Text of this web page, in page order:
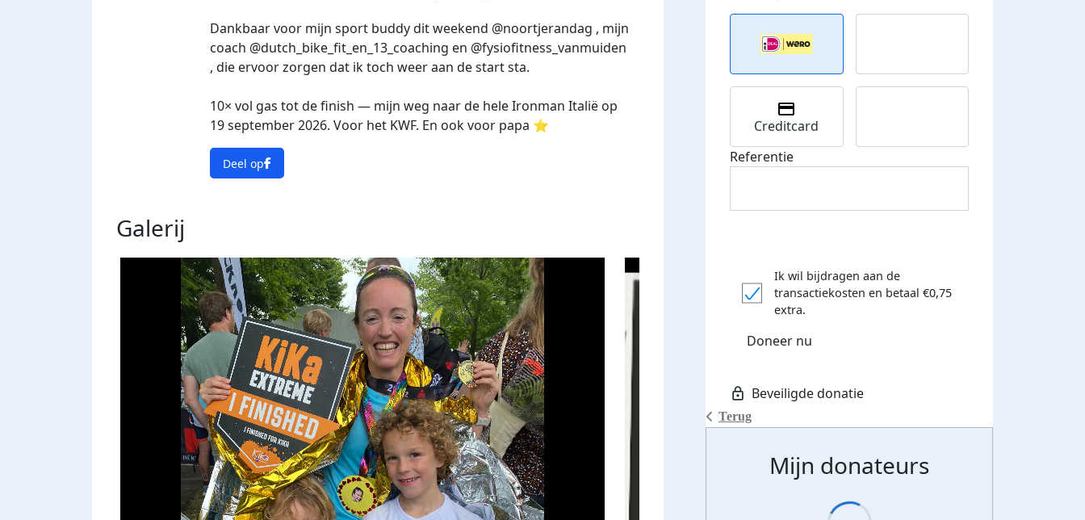
Dankbaar voor mijn sport buddy dit weekend @noortjerandag , mijn
coach @dutch_bike_fit_en_13_coaching en @fysiofitness_vanmuiden
, die ervoor zorgen dat ik toch weer aan de start sta.
10× vol gas tot de finish — mijn weg naar de hele Ironman Italië op
19 september 2026. Voor het KWF. En ook voor papa ⭐️
Deel op
Galerij
Terug
Creditcard
Referentie
Ik wil bijdragen aan de
transactiekosten en betaal €0,75
extra.
Doneer nu
Mijn donateurs